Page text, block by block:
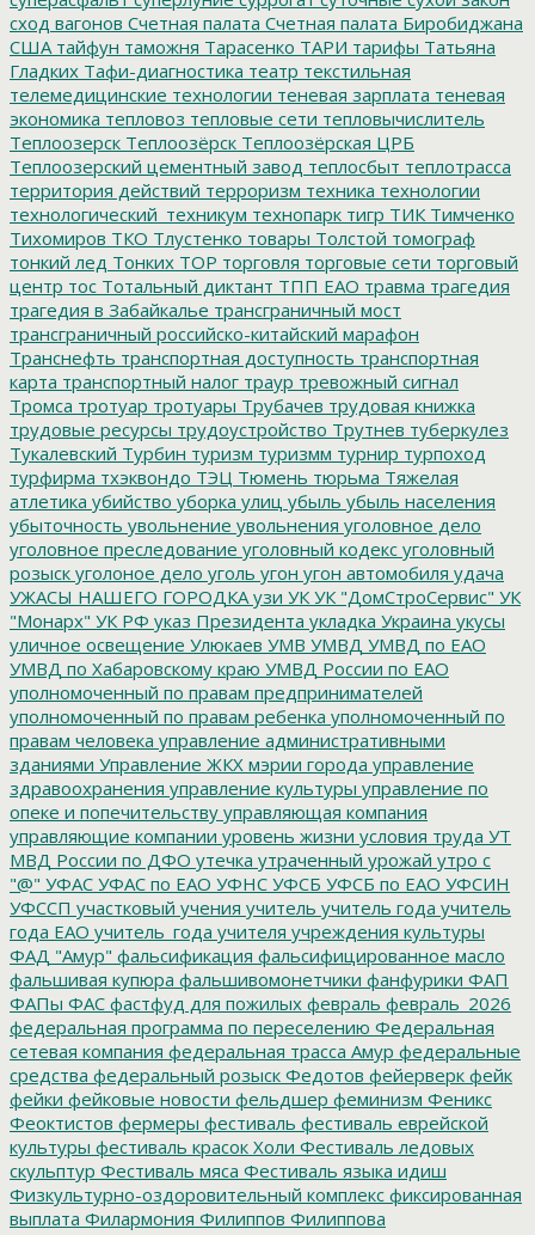
сход вагонов Счетная палата Счетная палата Биробиджана
США тайфун таможня Тарасенко ТАРИ тарифы Татьяна
Гладких Тафи-диагностика театр текстильная
телемедицинские технологии теневая зарплата теневая
экономика тепловоз тепловые сети тепловычислитель
Теплоозерск Теплоозёрск Теплоозёрская ЦРБ
Теплоозерский цементный завод теплосбыт теплотрасса
территория действий терроризм техника технологии
технологический_техникум технопарк тигр ТИК Тимченко
Тихомиров ТКО Тлустенко товары Толстой томограф
тонкий лед Тонких ТОР торговля торговые сети торговый
центр тос Тотальный диктант ТПП ЕАО травма трагедия
трагедия в Забайкалье трансграничный мост
трансграничный российско-китайский марафон
Транснефть транспортная доступность транспортная
карта транспортный налог траур тревожный сигнал
Тромса тротуар тротуары Трубачев трудовая книжка
трудовые ресурсы трудоустройство Трутнев туберкулез
Тукалевский Турбин туризм туризмм турнир турпоход
турфирма тхэквондо ТЭЦ Тюмень тюрьма Тяжелая
атлетика убийство уборка улиц убыль убыль населения
убыточность увольнение увольнения уголовное дело
уголовное преследование уголовный кодекс уголовный
розыск уголоное дело уголь угон угон автомобиля удача
УЖАСЫ НАШЕГО ГОРОДКА узи УК УК "ДомСтроСервис" УК
"Монарх" УК РФ указ Президента укладка Украина укусы
уличное освещение Улюкаев УМВ УМВД УМВД по ЕАО
УМВД по Хабаровскому краю УМВД России по ЕАО
уполномоченный по правам предпринимателей
уполномоченный по правам ребенка уполномоченный по
правам человека управление административными
зданиями Управление ЖКХ мэрии города управление
здравоохранения управление культуры управление по
опеке и попечительству управляющая компания
управляющие компании уровень жизни условия труда УТ
МВД России по ДФО утечка утраченный урожай утро с
"@" УФАС УФАС по ЕАО УФНС УФСБ УФСБ по ЕАО УФСИН
УФССП участковый учения учитель учитель года учитель
года ЕАО учитель_года учителя учреждения культуры
ФАД "Амур" фальсификация фальсифицированное масло
фальшивая купюра фальшивомонетчики фанфурики ФАП
ФАПы ФАС фастфуд для пожилых февраль февраль_2026
федеральная программа по переселению Федеральная
сетевая компания федеральная трасса Амур федеральные
средства федеральный розыск Федотов фейерверк фейк
фейки фейковые новости фельдшер феминизм Феникс
Феоктистов фермеры фестиваль фестиваль еврейской
культуры фестиваль красок Холи Фестиваль ледовых
скульптур Фестиваль мяса Фестиваль языка идиш
Физкультурно-оздоровительный комплекс фиксированная
выплата Филармония Филиппов Филиппова